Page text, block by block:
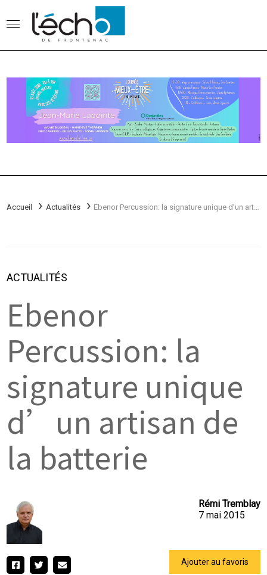
Accueil Actualités
ACTUALITÉS
Ebenor
Percussion: la
signature unique
d’un artisan de
la batterie
Rémi Tremblay
7 mai 2015
Ajouter au favoris